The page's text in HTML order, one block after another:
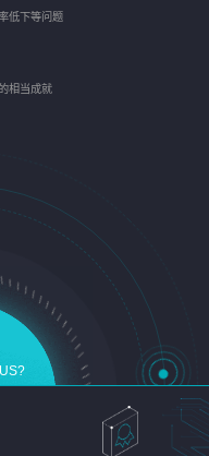
低下等问题
相当成就